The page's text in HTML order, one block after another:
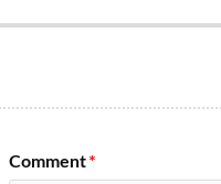
Comment *